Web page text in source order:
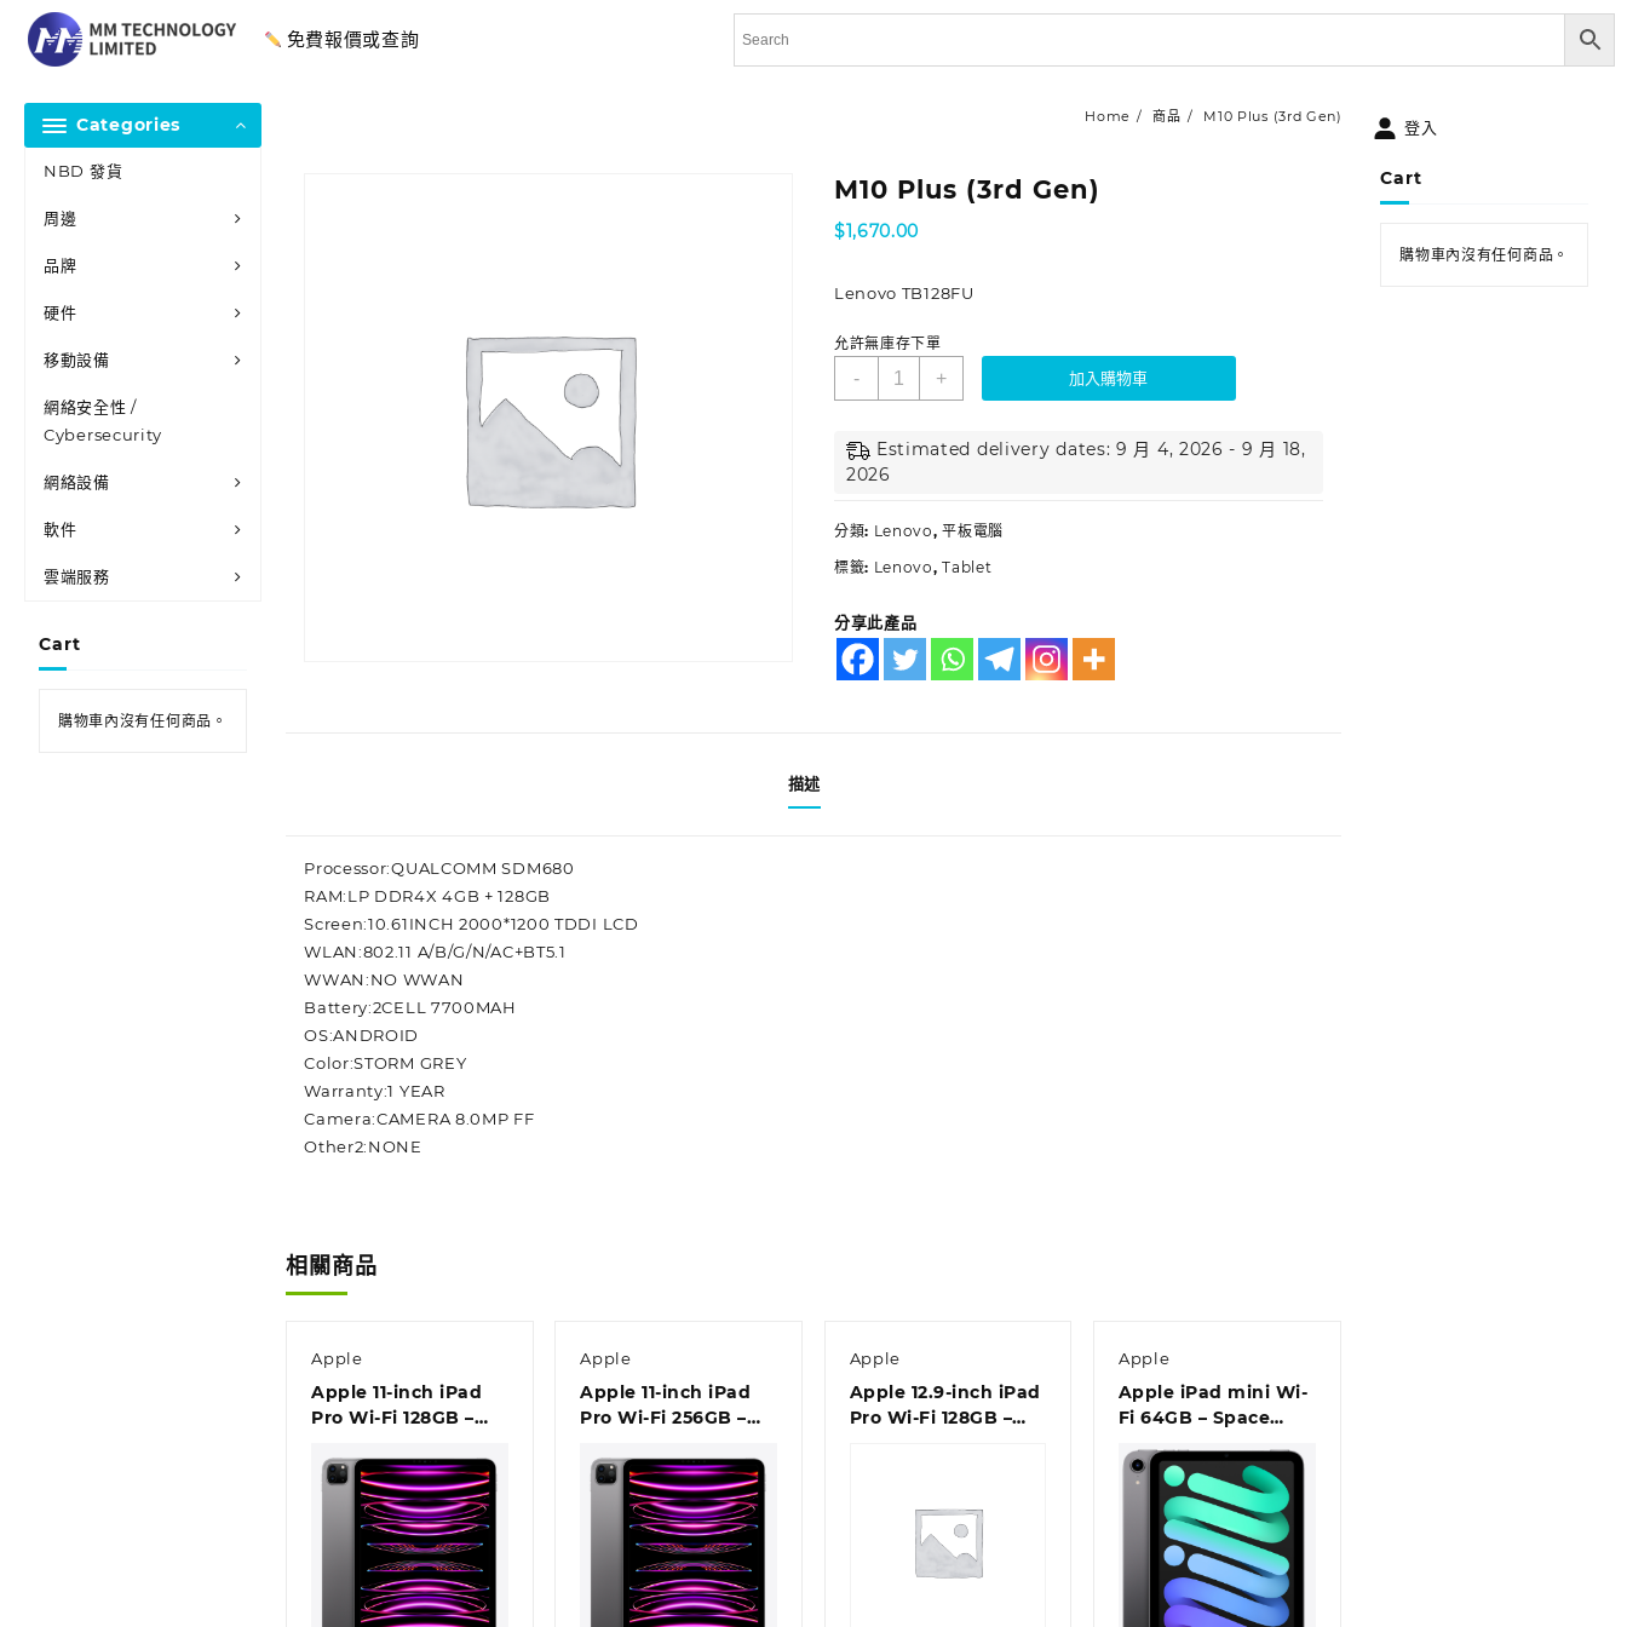
免費報價或查詢
Categories
NBD 發貨
周邊
品牌
硬件
移動設備
網絡安全性 /
Cybersecurity
網絡設備
軟件
雲端服務
Cart
購物車內沒有任何商品。
Home 商品 M10 Plus (3rd Gen)
M10 Plus (3rd Gen)
$1,670.00
Lenovo TB128FU
允許無庫存下單
- + 加入購物車
Estimated delivery dates: 9 月 4, 2026 - 9 月 18,
2026
分類: Lenovo,平板電腦
標籤: Lenovo,Tablet
分享此產品
描述
Processor:QUALCOMM SDM680
RAM:LP DDR4X 4GB + 128GB
Screen:10.61INCH 2000*1200 TDDI LCD
WLAN:802.11 A/B/G/N/AC+BT5.1
WWAN:NO WWAN
Battery:2CELL 7700MAH
OS:ANDROID
Color:STORM GREY
Warranty:1 YEAR
Camera:CAMERA 8.0MP FF
Other2:NONE
相關商品
Apple
Apple 11-inch iPad
Pro Wi-Fi 128GB –
Apple
Apple 11-inch iPad
Pro Wi-Fi 256GB –
Apple
Apple 12.9-inch iPad
Pro Wi‑Fi 128GB –
Apple
Apple iPad mini Wi-
Fi 64GB – Space
登入
Cart
購物車內沒有任何商品。